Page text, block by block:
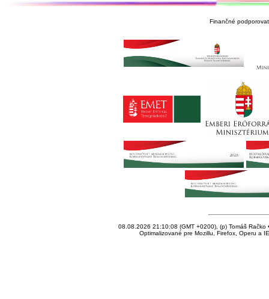
Finančné
08.08.2026 21:10:08 (GMT +0200), (p) Tomáš Račko
Optimalizované pre Mozillu, Firefox, Operu a